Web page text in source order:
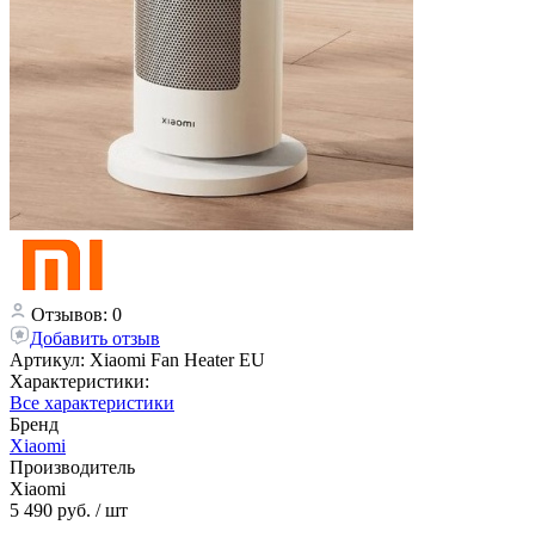
Отзывов: 0
Добавить отзыв
Артикул: Xiaomi Fan Heater EU
Характеристики:
Все характеристики
Бренд
Xiaomi
Производитель
Xiaomi
5 490 руб. / шт